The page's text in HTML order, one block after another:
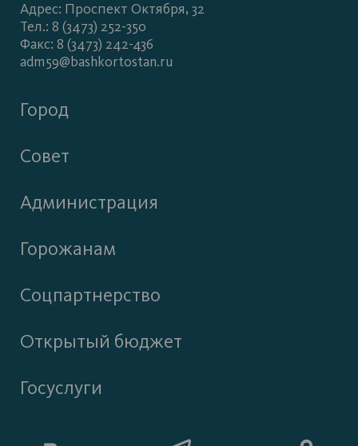
Адрес: Проспект Октября, 32
Тел.: 8 (3473) 252-350
Факс: 8 (3473) 242-436
adm59@bashkortostan.ru
Город
Совет
Администрация
Горожанам
Соцпартнерство
Открытый бюджет
Госуслуги